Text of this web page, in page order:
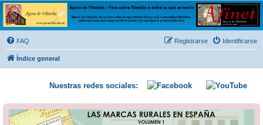
Ágora de Filatelia
Foro sobre filatelia o sobre lo que se tercie. Ágora de Filatelia es un foro abierto que Afinet
ofrece a la comunidad filatélica universal para que exprese libremente sus opiniones y
conocimientos
FAQ Identificarse
Registrarse
Índice general
Nuestras redes sociales: